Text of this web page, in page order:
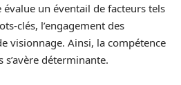
évalue un éventail de facteurs tels
clés, l’engagement des
visionnage. Ainsi, la compétence
déterminante.